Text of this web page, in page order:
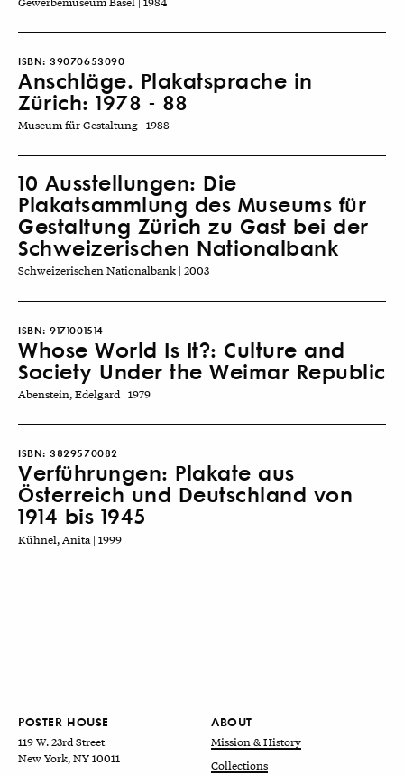
ISBN: 39070653090
Anschläge. Plakatsprache in
Zürich: 1978 - 88
Museum für Gestaltung | 1988
10 Ausstellungen: Die
Plakatsammlung des Museums für
Gestaltung Zürich zu Gast bei der
Schweizerischen Nationalbank
Schweizerischen Nationalbank | 2003
ISBN: 9171001514
Whose World Is It?: Culture and
Society Under the Weimar Republic
Abenstein, Edelgard | 1979
ISBN: 3829570082
Verführungen: Plakate aus
Österreich und Deutschland von
1914 bis 1945
Kühnel, Anita | 1999
POSTER HOUSE
119 W. 23rd Street
New York, NY 10011
ABOUT
Mission & History
Collections